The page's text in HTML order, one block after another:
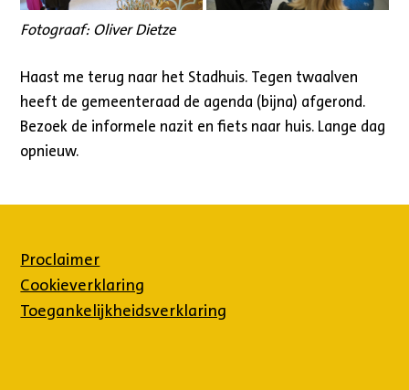
Fotograaf: Oliver Dietze
Haast me terug naar het Stadhuis. Tegen twaalven
heeft de gemeenteraad de agenda (bijna) afgerond.
Bezoek de informele nazit en fiets naar huis. Lange dag
opnieuw.
Proclaimer
Cookieverklaring
Toegankelijkheidsverklaring